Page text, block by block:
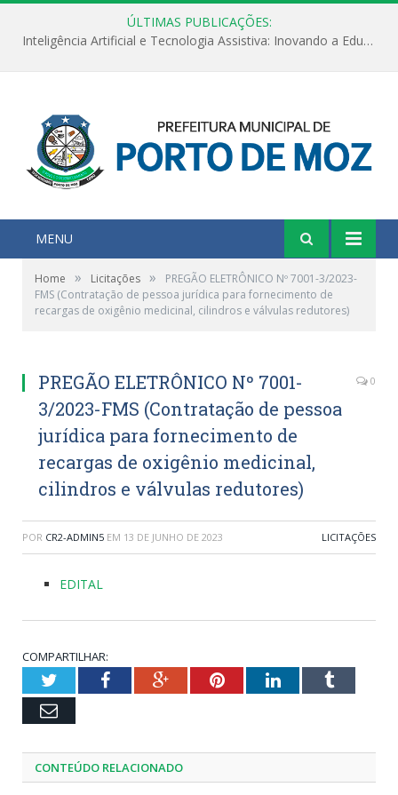
ÚLTIMAS PUBLICAÇÕES:
Inteligência Artificial e Tecnologia Assistiva: Inovando a Educação Especial e Inclusiva
MENU
Home » Licitações »
PREGÃO ELETRÔNICO Nº 7001-3/2023-
FMS (Contratação de pessoa jurídica para fornecimento de
recargas de oxigênio medicinal, cilindros e válvulas redutores)
PREGÃO ELETRÔNICO Nº 7001-
3/2023-FMS (Contratação de pessoa
jurídica para fornecimento de
recargas de oxigênio medicinal,
cilindros e válvulas redutores)
0
POR CR2-ADMIN5 EM 13 DE JUNHO DE 2023 LICITAÇÕES
EDITAL
COMPARTILHAR:
TwitterFacebookGoogle+PinterestLinkedInTumblr
Email
CONTEÚDO RELACIONADO